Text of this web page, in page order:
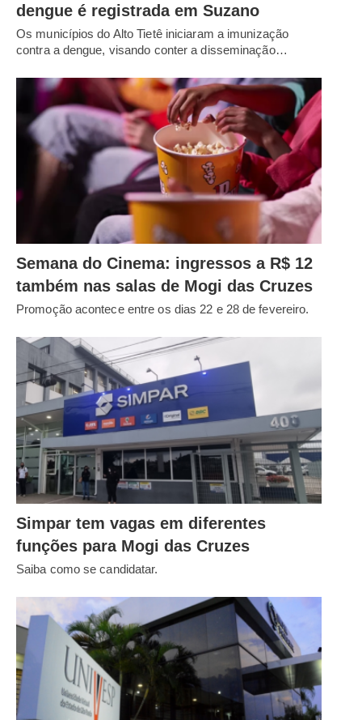
dengue é registrada em Suzano
Os municípios do Alto Tietê iniciaram a imunização
contra a dengue, visando conter a disseminação…
Semana do Cinema: ingressos a R$ 12
também nas salas de Mogi das Cruzes
Promoção acontece entre os dias 22 e 28 de fevereiro.
Simpar tem vagas em diferentes
funções para Mogi das Cruzes
Saiba como se candidatar.